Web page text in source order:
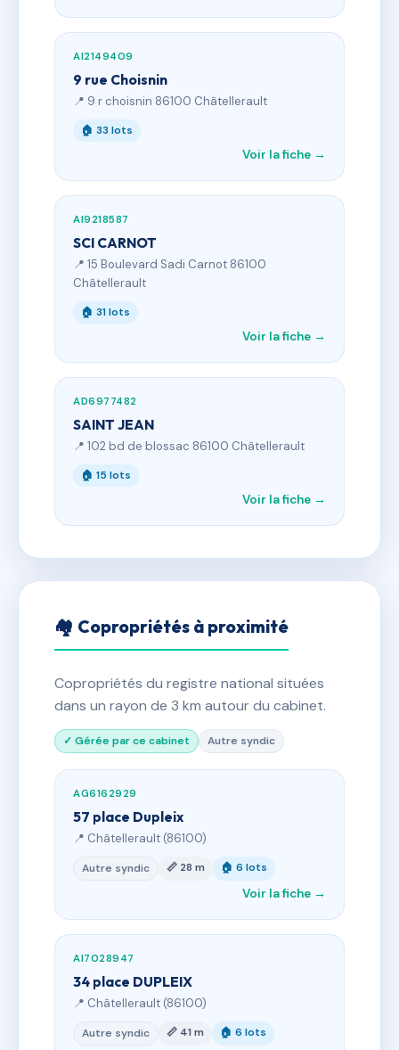
AI2149409
9 rue Choisnin
📍 9 r choisnin 86100 Châtellerault
🏠 33 lots
Voir la fiche →
AI9218587
SCI CARNOT
📍 15 Boulevard Sadi Carnot 86100
Châtellerault
🏠 31 lots
Voir la fiche →
AD6977482
SAINT JEAN
📍 102 bd de blossac 86100 Châtellerault
🏠 15 lots
Voir la fiche →
🏘 Copropriétés à proximité
Copropriétés du registre national situées
dans un rayon de 3 km autour du cabinet.
✓ Gérée par ce cabinet Autre syndic
AG6162929
57 place Dupleix
📍 Châtellerault (86100)
Autre syndic 📏 28 m 🏠 6 lots
Voir la fiche →
AI7028947
34 place DUPLEIX
📍 Châtellerault (86100)
Autre syndic 📏 41 m 🏠 6 lots